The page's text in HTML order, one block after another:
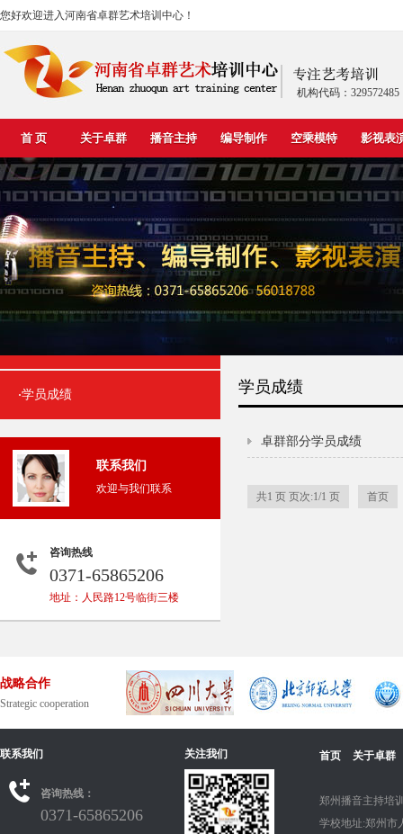
您好欢迎进入河南省卓群艺术培训中心！
机构代码：329572485
首 页 关于卓群 播音主持 编导制作 空乘模特 影视表
·学员成绩
联系我们
欢迎与我们联系
咨询热线
0371-65865206
地址：人民路12号临街三楼
学员成绩
卓群部分学员成绩
共1 页 页次:1/1 页 首页
战略合作
Strategic cooperation
联系我们
咨询热线：
0371-65865206
关注我们 首页 关于卓群
郑州播音主持培
学校地址:郑州市